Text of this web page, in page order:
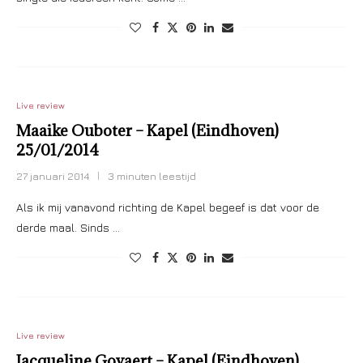
Live review
Maaike Ouboter – Kapel (Eindhoven)
25/01/2014
27 januari 2014 3 minuten leestijd
Als ik mij vanavond richting de Kapel begeef is dat voor de
derde maal. Sinds …
Live review